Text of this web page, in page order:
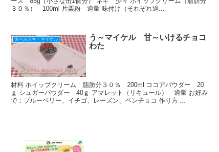
３０％） 100ml 片栗粉 適量 味付け（それぞれ適...
タベルスキ・マイケル
う～マイケル 甘～いけるチョコ
わた
材料 ホイップクリーム 脂肪分３０％ 200ml ココアパウダー 20
ｇ シュガーパウダー 40ｇ アマレット（リキュール） 適量 お好み
で：ブルーベリー、イチゴ、レーズン、ペンチョコ 作り方 ...